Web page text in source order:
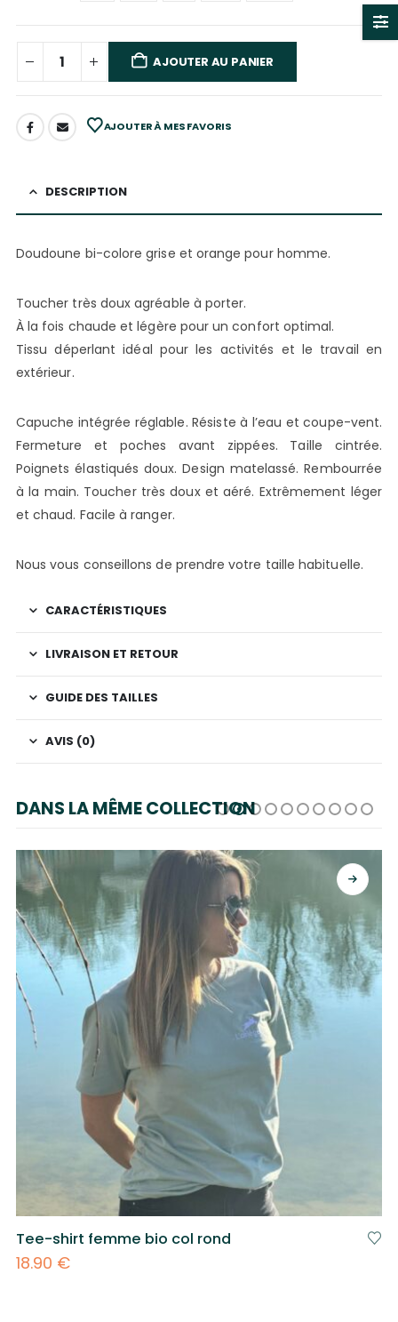
AJOUTER AU PANIER
AJOUTER À MES FAVORIS
DESCRIPTION
Doudoune bi-colore grise et orange pour homme.
Toucher très doux agréable à porter.
À la fois chaude et légère pour un confort optimal.
Tissu déperlant idéal pour les activités et le travail en
extérieur.
Capuche intégrée réglable. Résiste à l’eau et coupe-vent.
Fermeture et poches avant zippées. Taille cintrée.
Poignets élastiqués doux. Design matelassé. Rembourrée
à la main. Toucher très doux et aéré. Extrêmement léger
et chaud. Facile à ranger.
Nous vous conseillons de prendre votre taille habituelle.
CARACTÉRISTIQUES
LIVRAISON ET RETOUR
GUIDE DES TAILLES
AVIS (0)
DANS LA MÊME COLLECTION
Tee-shirt femme bio col rond
18.90 €
CHOIX DES OPTIONS